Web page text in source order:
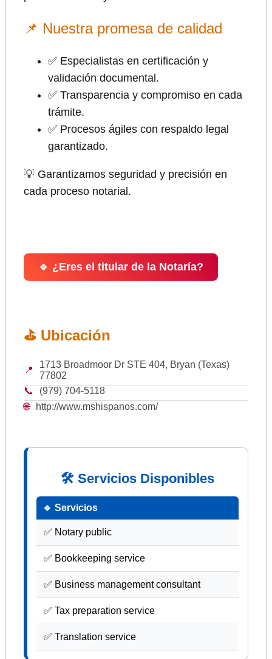
📌 Nuestra promesa de calidad
✅ Especialistas en certificación y
validación documental.
✅ Transparencia y compromiso en cada
trámite.
✅ Procesos ágiles con respaldo legal
garantizado.
💡 Garantizamos seguridad y precisión en
cada proceso notarial.
🔹 ¿Eres el titular de la Notaría?
⛳ Ubicación
📍
1713 Broadmoor Dr STE 404, Bryan (Texas)
77802
📞
(979) 704-5118
🌐
http://www.mshispanos.com/
🛠 Servicios Disponibles
🔹 Servicios
✅ Notary public
✅ Bookkeeping service
✅ Business management consultant
✅ Tax preparation service
✅ Translation service